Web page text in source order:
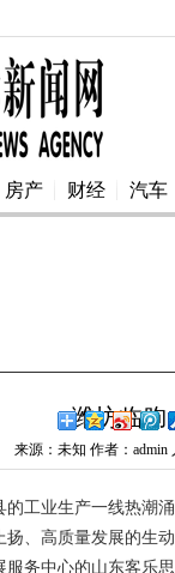
房产 财经 汽车
潍坊临朐
来源：未知 作者：admin
的工业生产一线热潮
、高质量发展的生动
服务中心的山东客乐